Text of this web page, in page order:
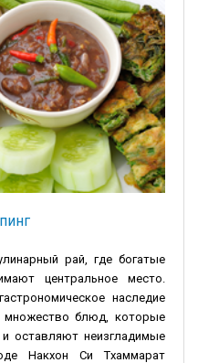
рай, где богатые
центральное место.
наследие
множество блюд, которые
оставляют неизгладимые
Накхон Си Тхаммарат